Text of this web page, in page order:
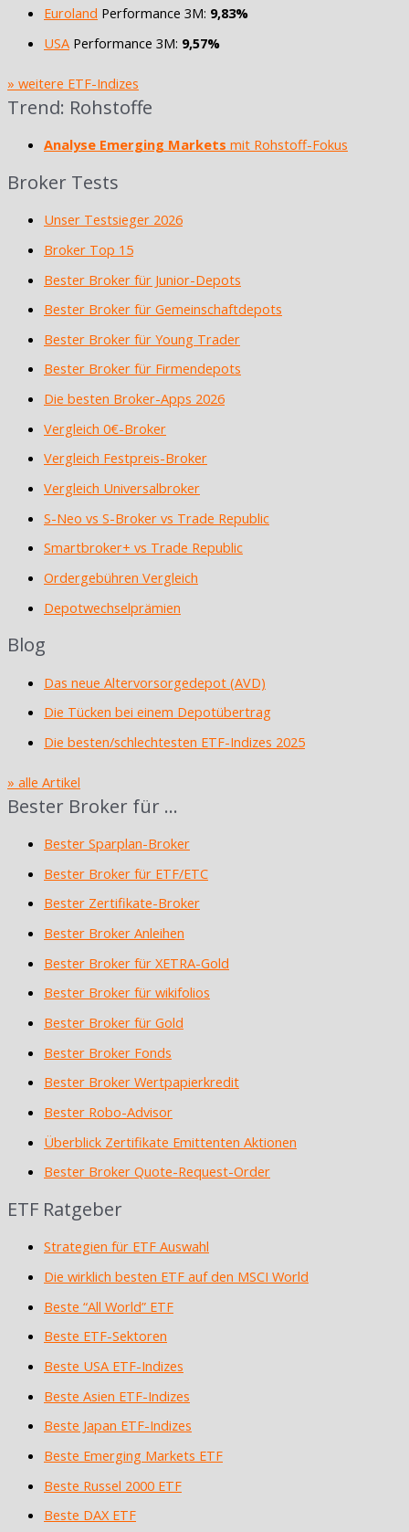
Euroland Performance 3M: 9,83%
USA Performance 3M: 9,57%
» weitere ETF-Indizes
Trend: Rohstoffe
Analyse Emerging Markets mit Rohstoff-Fokus
Broker Tests
Unser Testsieger 2026
Broker Top 15
Bester Broker für Junior-Depots
Bester Broker für Gemeinschaftdepots
Bester Broker für Young Trader
Bester Broker für Firmendepots
Die besten Broker-Apps 2026
Vergleich 0€-Broker
Vergleich Festpreis-Broker
Vergleich Universalbroker
S-Neo vs S-Broker vs Trade Republic
Smartbroker+ vs Trade Republic
Ordergebühren Vergleich
Depotwechselprämien
Blog
Das neue Altervorsorgedepot (AVD)
Die Tücken bei einem Depotübertrag
Die besten/schlechtesten ETF-Indizes 2025
» alle Artikel
Bester Broker für …
Bester Sparplan-Broker
Bester Broker für ETF/ETC
Bester Zertifikate-Broker
Bester Broker Anleihen
Bester Broker für XETRA-Gold
Bester Broker für wikifolios
Bester Broker für Gold
Bester Broker Fonds
Bester Broker Wertpapierkredit
Bester Robo-Advisor
Überblick Zertifikate Emittenten Aktionen
Bester Broker Quote-Request-Order
ETF Ratgeber
Strategien für ETF Auswahl
Die wirklich besten ETF auf den MSCI World
Beste “All World” ETF
Beste ETF-Sektoren
Beste USA ETF-Indizes
Beste Asien ETF-Indizes
Beste Japan ETF-Indizes
Beste Emerging Markets ETF
Beste Russel 2000 ETF
Beste DAX ETF